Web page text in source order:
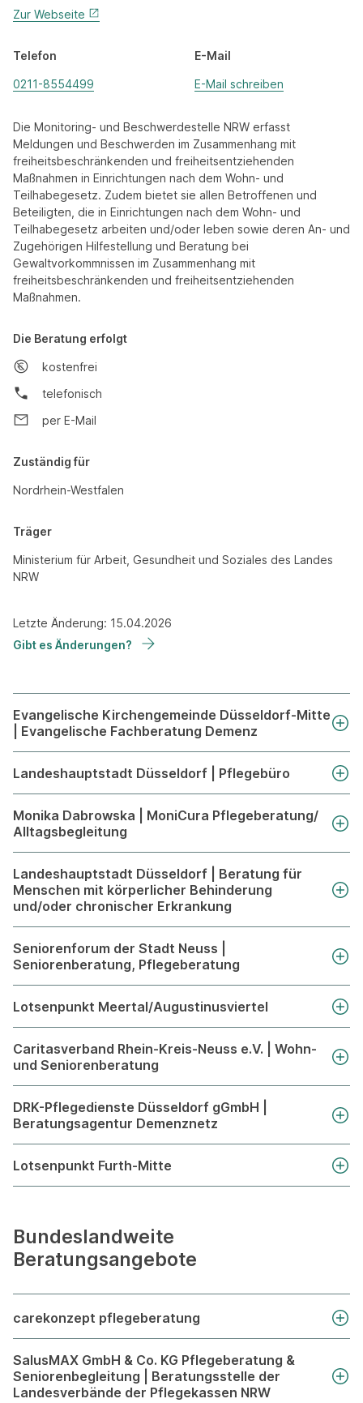
Zur Webseite
Telefon E-Mail
0211-8554499 E-Mail schreiben
Die Monitoring- und Beschwerdestelle NRW erfasst
Meldungen und Beschwerden im Zusammenhang mit
freiheitsbeschränkenden und freiheitsentziehenden
Maßnahmen in Einrichtungen nach dem Wohn- und
Teilhabegesetz. Zudem bietet sie allen Betroffenen und
Beteiligten, die in Einrichtungen nach dem Wohn- und
Teilhabegesetz arbeiten und/oder leben sowie deren An- und
Zugehörigen Hilfestellung und Beratung bei
Gewaltvorkommnissen im Zusammenhang mit
freiheitsbeschränkenden und freiheitsentziehenden
Maßnahmen.
Die Beratung erfolgt
kostenfrei
telefonisch
per E-Mail
Zuständig für
Nordrhein-Westfalen
Träger
Ministerium für Arbeit, Gesundheit und Soziales des Landes
NRW
Letzte Änderung: 15.04.2026
Gibt es Änderungen?
Evangelische Kirchengemeinde Düsseldorf-Mitte
| Evangelische Fachberatung Demenz
Landeshauptstadt Düsseldorf | Pflegebüro
Monika Dabrowska | MoniCura Pflegeberatung/
Alltagsbegleitung
Landeshauptstadt Düsseldorf | Beratung für
Menschen mit körperlicher Behinderung
und/oder chronischer Erkrankung
Seniorenforum der Stadt Neuss |
Seniorenberatung, Pflegeberatung
Lotsenpunkt Meertal/Augustinusviertel
Caritasverband Rhein-Kreis-Neuss e.V. | Wohn-
und Seniorenberatung
DRK-Pflegedienste Düsseldorf gGmbH |
Beratungsagentur Demenznetz
Lotsenpunkt Furth-Mitte
Bundeslandweite
Beratungsangebote
carekonzept pflegeberatung
SalusMAX GmbH & Co. KG Pflegeberatung &
Seniorenbegleitung | Beratungsstelle der
Landesverbände der Pflegekassen NRW